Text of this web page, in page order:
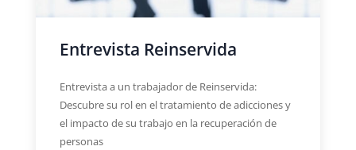
Entrevista Reinservida
Entrevista a un trabajador de Reinservida:
Descubre su rol en el tratamiento de adicciones y
el impacto de su trabajo en la recuperación de
personas